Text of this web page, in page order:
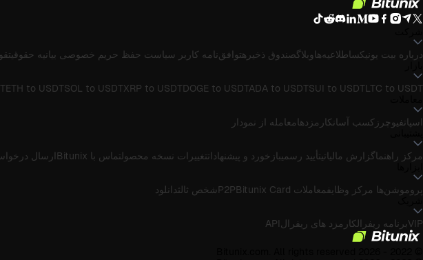
درباره بیت یونیکساطلاعیه‌هاوبلاگصندوق ذخیرهتوافق‌نامه کاربر سیاست حفظ حریم خصوصی بیانیه حقوقی
ETH to USDTSOL to USDTXRP to USDTDOGE to USDTADA to USDTSUI to USDTLTC to USDT
اسپاتفیوچرز کسب آسانکارمزدهامعامله از نمودار
مرکز راهنماگزارش مالیاتیتأیید رسمیبازخورد و پیشنهاداتتغییرات نسخه محصولتماس با Bitunix ارسال
پروموشن‌ها مرکز وظایفمعاملات P2P Bitunix Card شخص ثالثدانلود
VIPبرنامه ریفرالکارمزد های ریفرالAPI